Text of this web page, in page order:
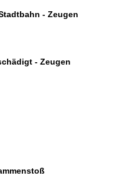
- Zeugen
- Zeugen